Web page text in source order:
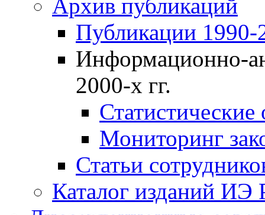
Архив публикаций
Публикации 1990-
Информационно-
2000-х гг.
Мониторинг
Статьи
Каталог изданий ИЭ